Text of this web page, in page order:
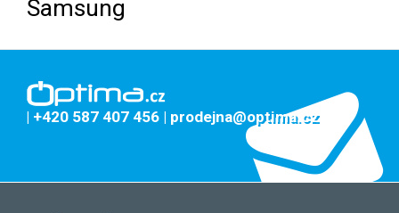
Samsung
| +420 587 407 456 | prodejna@optima.cz